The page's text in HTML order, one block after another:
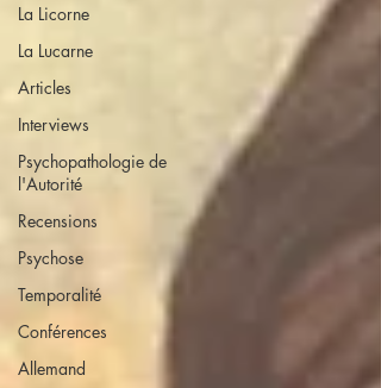
La Licorne
La Lucarne
Articles
Interviews
Psychopathologie de
l'Autorité
Recensions
Psychose
Temporalité
Conférences
Allemand